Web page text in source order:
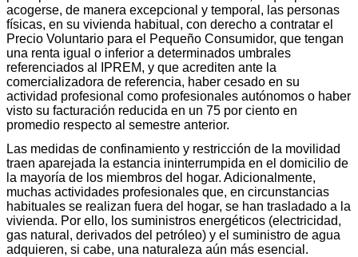
acogerse, de manera excepcional y temporal, las personas
físicas, en su vivienda habitual, con derecho a contratar el
Precio Voluntario para el Pequeño Consumidor, que tengan
una renta igual o inferior a determinados umbrales
referenciados al IPREM, y que acrediten ante la
comercializadora de referencia, haber cesado en su
actividad profesional como profesionales autónomos o haber
visto su facturación reducida en un 75 por ciento en
promedio respecto al semestre anterior.
Las medidas de confinamiento y restricción de la movilidad
traen aparejada la estancia ininterrumpida en el domicilio de
la mayoría de los miembros del hogar. Adicionalmente,
muchas actividades profesionales que, en circunstancias
habituales se realizan fuera del hogar, se han trasladado a la
vivienda. Por ello, los suministros energéticos (electricidad,
gas natural, derivados del petróleo) y el suministro de agua
adquieren, si cabe, una naturaleza aún más esencial.